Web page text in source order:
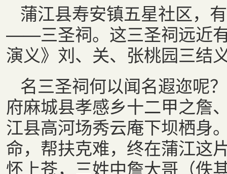
蒲江县寿安镇五星社区，
——三圣祠。这三圣祠远近
演义》刘、关、张桃园三结
名三圣祠何以闻名遐迩呢
府麻城县孝感乡十二甲之詹
江县高河场秀云庵下坝栖身
命，帮扶克难，终在蒲江这
怀上苍，三姓中詹大哥（佚